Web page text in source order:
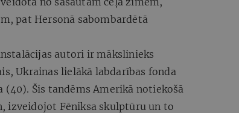
pat Hersonā sabombardētā
autori ir mākslinieks
Ukrainas lielākā labdarības fonda
Šis tandēms Amerikā notiekošā
izveidojot Fēniksa skulptūru un to